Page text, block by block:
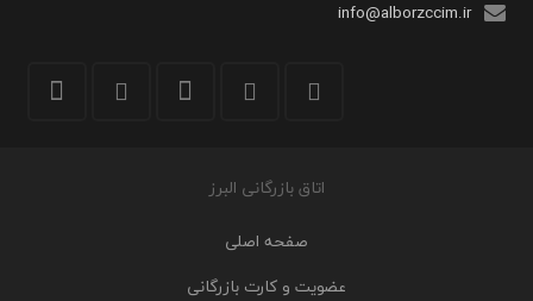
info@alborzccim.ir
اتاق بازرگانی البرز
صفحه اصلی
عضویت و کارت بازرگانی